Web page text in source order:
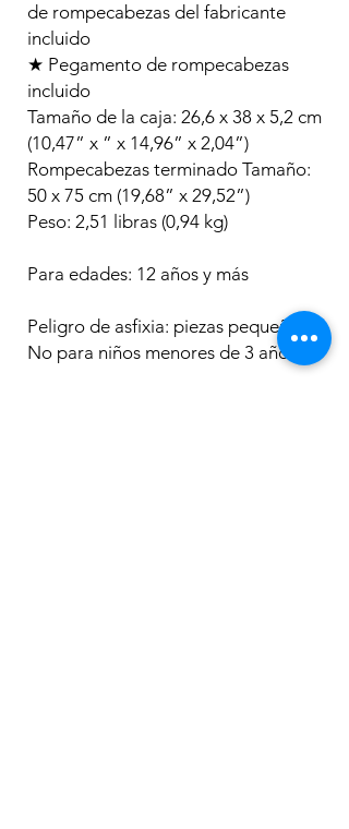
de rompecabezas del fabricante
incluido
★ Pegamento de rompecabezas
incluido
Tamaño de la caja: 26,6 x 38 x 5,2 cm
(10,47” x ” x 14,96” x 2,04”)
Rompecabezas terminado Tamaño:
50 x 75 cm (19,68” x 29,52”)
Peso: 2,51 libras (0,94 kg)
Para edades: 12 años y más
Peligro de asfixia: piezas pequeñas.
No para niños menores de 3 años.